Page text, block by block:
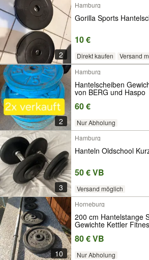
2
Hamburg
Gorilla Sports
10 €
Direkt kaufen Versand
2
Hamburg
Hantelscheiben
von BERG und Haspo
60 €
Nur Abholung
3
Hamburg
Hanteln Oldschool
50 € VB
Versand möglich
10
Horneburg
200 cm Hantelstange
Gewichte Kettler
80 € VB
Nur Abholung